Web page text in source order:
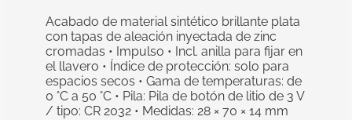
Acabado de material sintético brillante plata
con tapas de aleación inyectada de zinc
cromadas • Impulso • Incl. anilla para fijar en
el llavero • Índice de protección: solo para
espacios secos • Gama de temperaturas: de
0 °C a 50 °C • Pila: Pila de botón de litio de 3 V
/ tipo: CR 2032 • Medidas: 28 × 70 × 14 mm